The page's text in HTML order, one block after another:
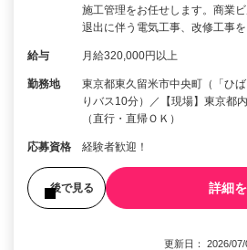
施工管理をお任せします。商業
退出に伴う電気工事、改修工事
給与 月給320,000円以上
勤務地
東京都東久留米市中央町（「ひ
りバス10分）／【現場】東京都
（直行・直帰ＯＫ）
応募資格 経験者歓迎！
後で見る 詳細
更新日： 2026/